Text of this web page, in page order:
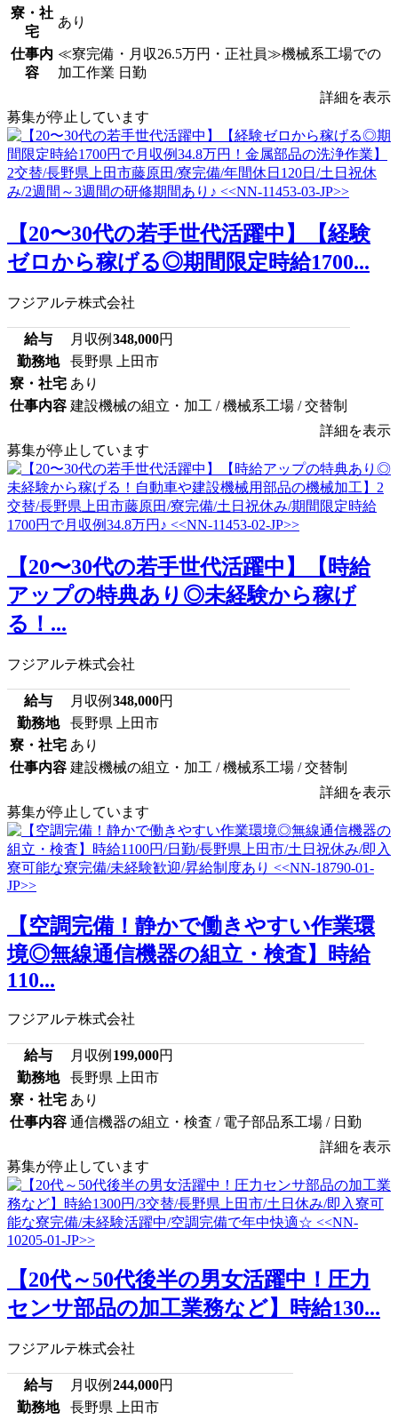
寮・社
宅
あり
仕事内
容
≪寮完備・月収26.5万円・正社員≫機械系工場での
加工作業 日勤
詳細を表示
募集が停止しています
【20〜30代の若手世代活躍中】【経験
ゼロから稼げる◎期間限定時給1700...
フジアルテ株式会社
給与 月収例 348,000円
勤務地
長野県 上田市
寮・社宅 あり
仕事内容 建設機械の組立・加工 / 機械系工場 / 交替制
詳細を表示
募集が停止しています
【20〜30代の若手世代活躍中】【時給
アップの特典あり◎未経験から稼げ
る！...
フジアルテ株式会社
給与 月収例 348,000円
勤務地
長野県 上田市
寮・社宅 あり
仕事内容 建設機械の組立・加工 / 機械系工場 / 交替制
詳細を表示
募集が停止しています
【空調完備！静かで働きやすい作業環
境◎無線通信機器の組立・検査】時給
110...
フジアルテ株式会社
給与 月収例 199,000円
勤務地
長野県 上田市
寮・社宅 あり
仕事内容 通信機器の組立・検査 / 電子部品系工場 / 日勤
詳細を表示
募集が停止しています
【20代～50代後半の男女活躍中！圧力
センサ部品の加工業務など】時給130...
フジアルテ株式会社
給与 月収例 244,000円
勤務地
長野県 上田市